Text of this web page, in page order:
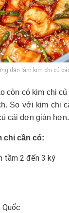
dẫn làm kim chi củ cải
còn có kim chi
So với kim chi
cải đơn giản hơn.
chi cần có:
tầm 2 đến 3 ký